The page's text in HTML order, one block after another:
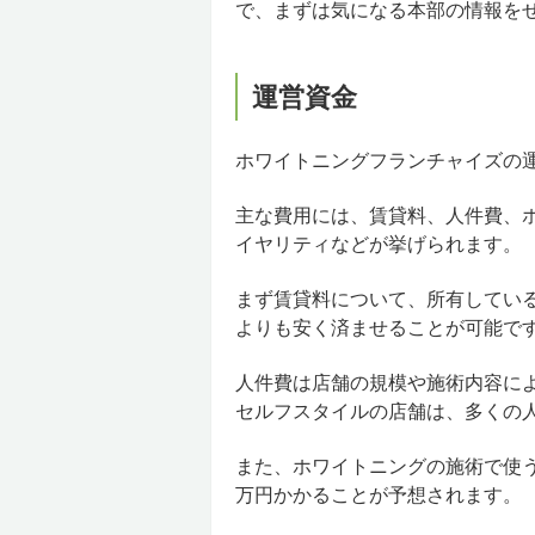
で、まずは気になる本部の情報を
運営資金
ホワイトニングフランチャイズの
主な費用には、賃貸料、人件費、
イヤリティなどが挙げられます。
まず賃貸料について、所有してい
よりも安く済ませることが可能で
人件費は店舗の規模や施術内容に
セルフスタイルの店舗は、多くの
また、ホワイトニングの施術で使
万円かかることが予想されます。